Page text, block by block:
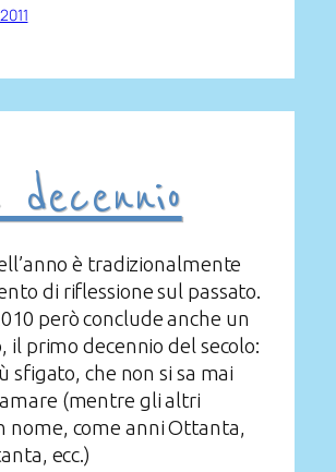
decennio
è tradizionalmente
di riflessione sul passato.
però conclude anche un
il primo decennio del secolo:
sfigato, che non si sa mai
(mentre gli altri
nome, come anni Ottanta,
ecc.)